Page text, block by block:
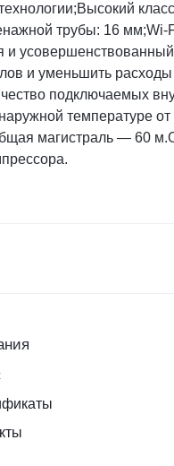
трубы: 16
и уменьшить
подключаемых
температуре
магистраль — 60